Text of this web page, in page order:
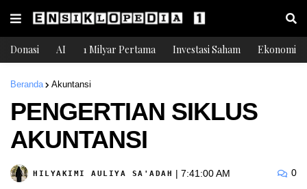
Donasi AI 1 Milyar Pertama Investasi Saham Ekonomi
Beranda Akuntansi
PENGERTIAN SIKLUS
AKUNTANSI
HILYAKIMI AULIYA SA'ADAH | 7:41:00 AM 0